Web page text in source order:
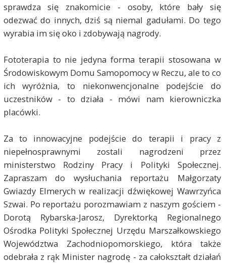
sprawdza się znakomicie - osoby, które bały się
odezwać do innych, dziś są niemal gadułami. Do tego
wyrabia im się oko i zdobywają nagrody.
Fototerapia to nie jedyna forma terapii stosowana w
Środowiskowym Domu Samopomocy w Reczu, ale to co
ich wyróżnia, to niekonwencjonalne podejście do
uczestników - to działa - mówi nam kierowniczka
placówki.
Za to innowacyjne podejście do terapii i pracy z
niepełnosprawnymi zostali nagrodzeni przez
ministerstwo Rodziny Pracy i Polityki Społecznej.
Zapraszam do wysłuchania reportażu Małgorzaty
Gwiazdy Elmerych w realizacji dźwiękowej Wawrzyńca
Szwai. Po reportażu porozmawiam z naszym gościem -
Dorotą Rybarska-Jarosz, Dyrektorką Regionalnego
Ośrodka Polityki Społecznej Urzędu Marszałkowskiego
Województwa Zachodniopomorskiego, która także
odebrała z rąk Minister nagrodę - za całokształt działań